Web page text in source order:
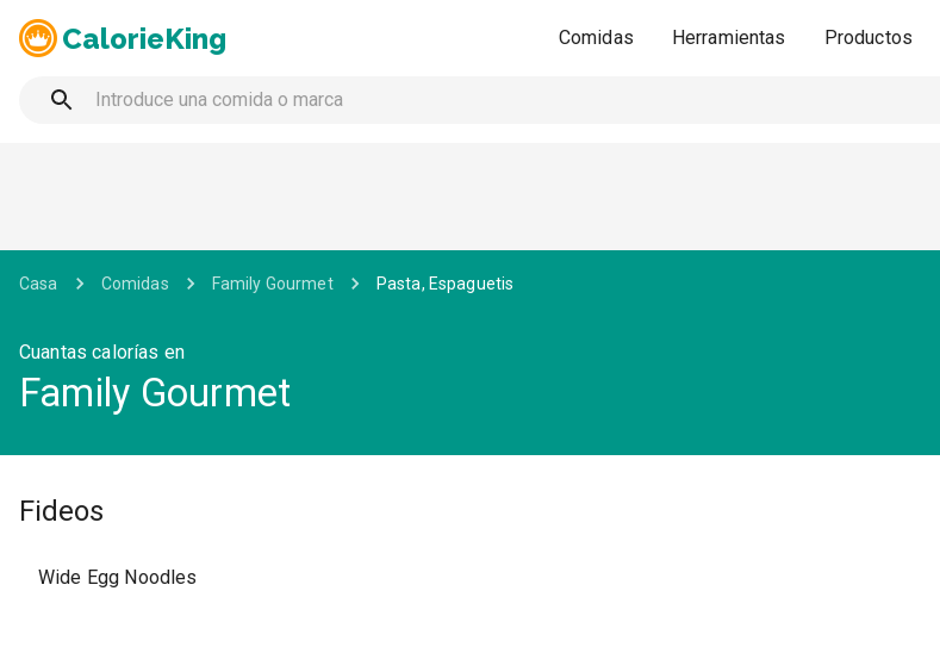
CalorieKing Comidas Herramientas Productos
Casa Comidas Family Gourmet Pasta, Espaguetis
Cuantas calorías en
Family Gourmet
Fideos
Wide Egg Noodles